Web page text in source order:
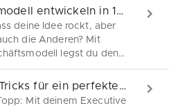
21. Damit der Start in die
gelingt, ist der
das wichtigste
Erfahre, was
Businessplan
Geschäftsmodell entwickeln in 10 einfachen Schritten
deine Idee rockt, aber
die Anderen? Mit
legst du den
deine
Von der
Vision, dem
Tipps und Tricks für ein perfektes Executive Summary
Mit deinem Executive